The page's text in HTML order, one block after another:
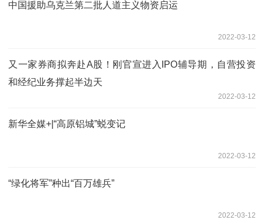
中国援助乌克兰第二批人道主义物资启运
2022-03-12
又一家券商拟奔赴A股！刚官宣进入IPO辅导期，自营投资
和经纪业务撑起半边天
2022-03-12
新华全媒+|“高原铝城”蜕变记
2022-03-12
“绿化将军”种出“百万雄兵”
2022-03-12